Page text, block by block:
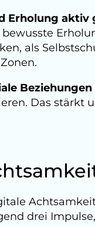
Erholung aktiv
als
Das stärkt
drei